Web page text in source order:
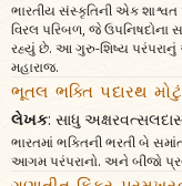
ભારતીય સંસ્કૃતિની એક
વિરલ પરિબળ, જે
રહ્યું છે. આ ગુરુ-શિષ્ય પરંપરાનું
મહારાજ.
ભૂતલ ભક્તિ પદારથ
લેખક: સાધુ
ભારતમાં ભક્તિની ભરતી બે
આગમ પરંપરાનો. અને બીજો